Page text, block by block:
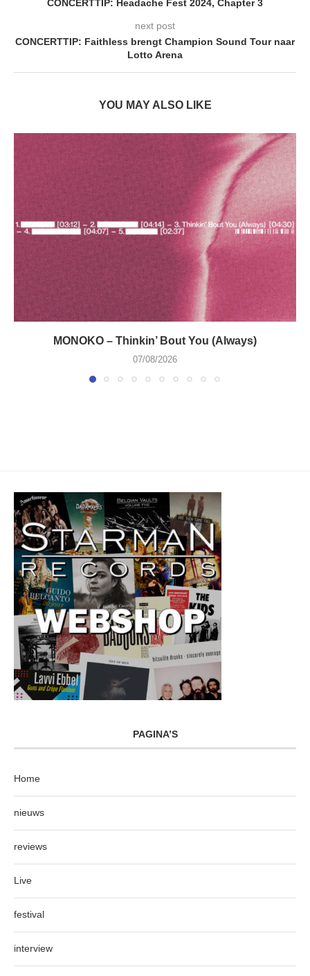
CONCERTTIP: Headache Fest 2024, Chapter 3
next post
CONCERTTIP: Faithless brengt Champion Sound Tour naar
Lotto Arena
YOU MAY ALSO LIKE
MONOKO – Thinkin’ Bout You (Always)
07/08/2026
PAGINA’S
Home
nieuws
reviews
Live
festival
interview